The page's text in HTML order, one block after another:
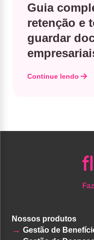
Guia
retenção e
guardar
Continue lendo
Nossos produtos
Gestão de